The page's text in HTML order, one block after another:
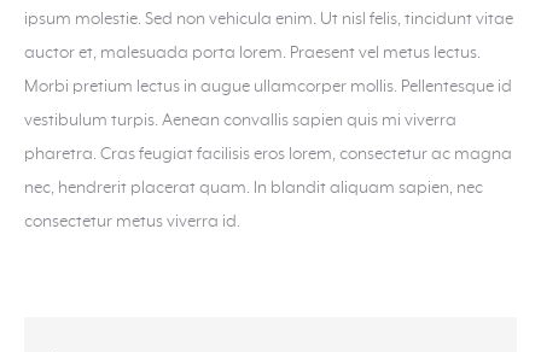
ipsum molestie. Sed non vehicula enim. Ut nisl felis, tincidunt vitae
auctor et, malesuada porta lorem. Praesent vel metus lectus.
Morbi pretium lectus in augue ullamcorper mollis. Pellentesque id
vestibulum turpis. Aenean convallis sapien quis mi viverra
pharetra. Cras feugiat facilisis eros lorem, consectetur ac magna
nec, hendrerit placerat quam. In blandit aliquam sapien, nec
consectetur metus viverra id.